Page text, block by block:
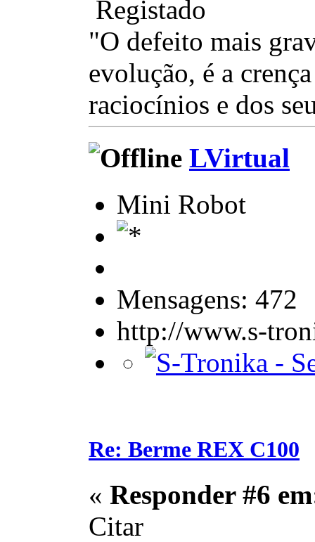
Registado
"O defeito mais
evolução, é a
raciocínios e dos
LVirtual
Mini Robot
Mensagens: 472
http://www.s-
Re: Berme REX C100
« Responder #6
Citar